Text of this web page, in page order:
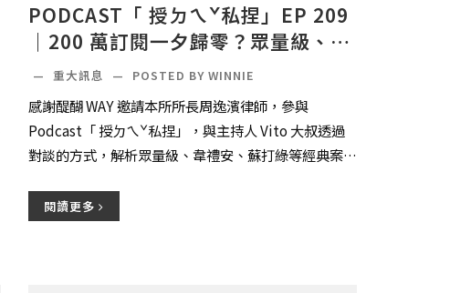
PODCAST「 授ㄉㄟˇ私捏」EP 209
｜200 萬訂閱一夕歸零？眾量級、蘇
打綠案例拆解：創作者沒看懂「這條
款」恐賠掉整個頻道！FT. 周逸濱律
師
— 重大訊息 — POSTED BY WINNIE
感謝醍醐 WAY 邀請本所所長周逸濱律師，參與
Podcast「 授ㄉㄟˇ私捏」，與主持人 Vito 大叔透過
對談的方式，解析眾量級、韋禮安、蘇打綠等經典案
閱讀更多